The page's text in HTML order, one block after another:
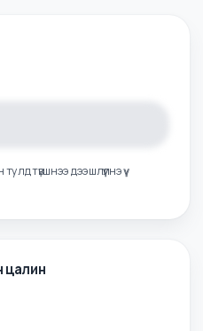
тулд түвшнээ дээшлүүлнэ үү
цалин